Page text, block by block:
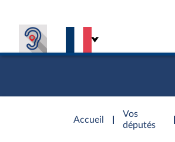
Accueil
d'accueil
Vos
députés